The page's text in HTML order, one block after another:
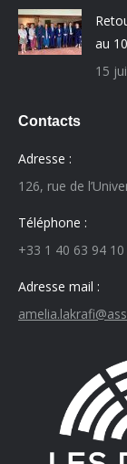
au
15
Contacts
Adresse :
126, rue de
Téléphone :
+33 1 40 63 94 10
Adresse mail :